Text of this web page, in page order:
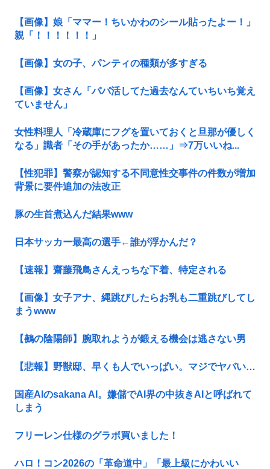
【画像】娘「ママー！ちいかわのシール貼ったよー！」
親「！！！！！！」
【画像】女の子、パンティの種類が多すぎる
【画像】女さん「パパ活してた過去なんていちいち覚え
ていません」
女性料理人「冷蔵庫にフグを置いておくと旦那が優しく
なる」識者「その手があったか……」⇒7万いいね...
【性犯罪】警察が認知する不同意性交事件の件数が増加
背景に要件追加の法改正
豚の生首煮込んだ結果www
日本サッカー最高の選手←誰が浮かんだ？
【速報】齋藤飛鳥さんえっちな下着、特定される
【画像】女子アナ、縄跳びしたらお乳も二重跳びしてし
まうwww
【鵺の陰陽師】腕取れようが鍛える機会は逃さない男
【悲報】野獣邸、早くも人でいっぱい。マジでヤバい…
国産AIのsakana AI。嫌儲でAI界の中抜きAIと呼ばれて
しまう
フリーレン仕様のグラボ買いました！
ハロ！コン2026の「革命道中」「最上級にかわいい